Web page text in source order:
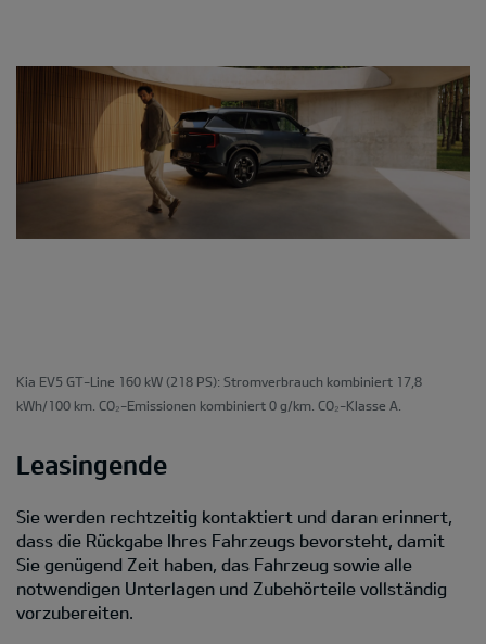
Kia EV5 GT-Line 160 kW (218 PS): Stromverbrauch kombiniert 17,8
kWh/100 km. CO₂-Emissionen kombiniert 0 g/km. CO₂-Klasse A.
Leasingende
Sie werden rechtzeitig kontaktiert und daran erinnert,
dass die Rückgabe Ihres Fahrzeugs bevorsteht, damit
Sie genügend Zeit haben, das Fahrzeug sowie alle
notwendigen Unterlagen und Zubehörteile vollständig
vorzubereiten.